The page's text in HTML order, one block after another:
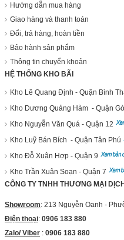
Hướng dẫn mua hàng
Giao hàng và thanh toán
Đổi, trả hàng, hoàn tiền
Bảo hành sản phẩm
Thông tin chuyển khoản
HỆ THỐNG KHO BÃI
Kho Lê Quang Định - Quận Bình
Kho Dương Quảng Hàm - Quận
Kho Nguyễn Văn Quá - Quận 12
Kho Luỹ Bán Bích - Quận Tân Phú
Kho Đỗ Xuân Hợp - Quận 9
Kho Trần Xuân Soạn - Quận 7
CÔNG TY TNHH THƯƠNG MẠI
Showroom: 213 Nguyễn Oanh -
Điện thoại: 0906 183 880
Zalo/ Viber : 0906 183 880